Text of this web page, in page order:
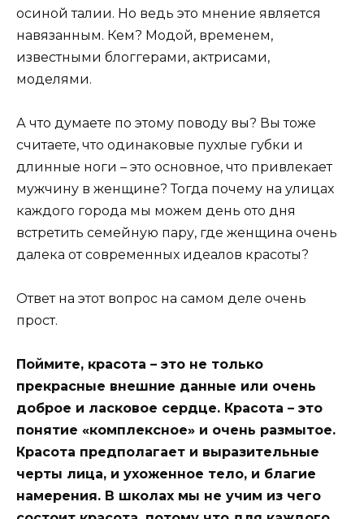
осиной талии. Но ведь это мнение является
навязанным. Кем? Модой, временем,
известными блоггерами, актрисами,
моделями.
А что думаете по этому поводу вы? Вы тоже
считаете, что одинаковые пухлые губки и
длинные ноги – это основное, что привлекает
мужчину в женщине? Тогда почему на улицах
каждого города мы можем день ото дня
встретить семейную пару, где женщина очень
далека от современных идеалов красоты?
Ответ на этот вопрос на самом деле очень
прост.
Поймите, красота – это не только
прекрасные внешние данные или очень
доброе и ласковое сердце. Красота – это
понятие «комплексное» и очень размытое.
Красота предполагает и выразительные
черты лица, и ухоженное тело, и благие
намерения. В школах мы не учим из чего